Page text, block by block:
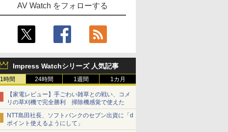
AV Watch をフォローする
Impress Watchシリーズ 人気記事
1時間 24時間 1週間 1カ月
【家電レビュー】手ごわい雑草との戦い、コメ
リの草刈機で完全勝利 掃除機感覚で使えた
NTT島田社長、ソフトバンクのセブン出資に「d
ポイント使えるようにして」